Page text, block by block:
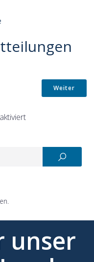
Weiter
unser